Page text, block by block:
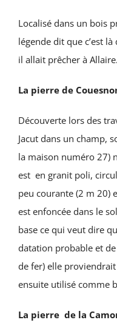
Localisé dans un bois
légende dit que c’est là
il allait prêcher à Allaire.
La pierre de
Découverte lors des
Jacut dans un champ,
la maison numéro 27)
est en granit poli,
peu courante (2 m 20)
est enfoncée dans le
base ce qui veut dire
datation probable et de
de fer) elle
ensuite utilisé comme
La pierre de la